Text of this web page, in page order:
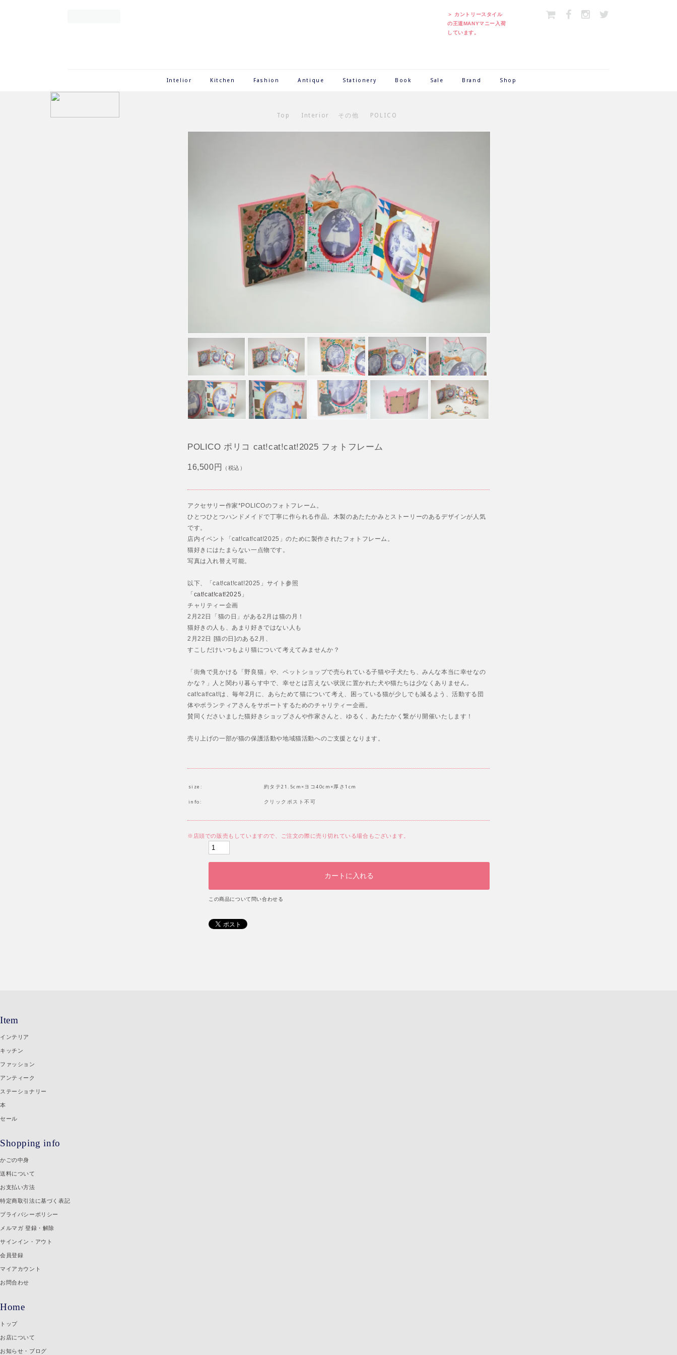
＞ カントリースタイル
の王道MANYマニー入荷
しています。
Intelior Kitchen Fashion Antique Stationery Book Sale Brand Shop
Top Interior その他 POLICO
POLICO ポリコ cat!cat!cat!2025 フォトフレーム
16,500円 （税込）
アクセサリー作家*POLICOのフォトフレーム。
ひとつひとつハンドメイドで丁寧に作られる作品。木製のあたたかみとストーリーのあるデザインが人気
です。
店内イベント「cat!cat!cat!2025」のために製作されたフォトフレーム。
猫好きにはたまらない一点物です。
写真は入れ替え可能。
以下、「cat!cat!cat!2025」サイト参照
「cat!cat!cat!2025 」
チャリティー企画
2月22日「猫の日」がある2月は猫の月！
猫好きの人も、あまり好きではない人も
2月22日 [猫の日]のある2月、
すこしだけいつもより猫について考えてみませんか？
「街角で見かける「野良猫」や、ペットショップで売られている子猫や子犬たち、みんな本当に幸せなの
かな？」人と関わり暮らす中で、幸せとは言えない状況に置かれた犬や猫たちは少なくありません。
cat!cat!cat!は、毎年2月に、あらためて猫について考え、困っている猫が少しでも減るよう、活動する団
体やボランティアさんをサポートするためのチャリティー企画。
賛同くださいました猫好きショップさんや作家さんと、ゆるく、あたたかく繋がり開催いたします！
売り上げの一部が猫の保護活動や地域猫活動へのご支援となります。
size: 約タテ21.5cm×ヨコ40cm×厚さ1cm
info: クリックポスト不可
※店頭での販売もしていますので、ご注文の際に売り切れている場合もございます。
この商品について問い合わせる
Item
インテリア
キッチン
ファッション
アンティーク
ステーショナリー
本
セール
Shopping info
かごの中身
送料について
お支払い方法
特定商取引法に基づく表記
プライバシーポリシー
メルマガ 登録・解除
サインイン・アウト
会員登録
マイアカウント
お問合わせ
Home
トップ
お店について
お知らせ・ブログ